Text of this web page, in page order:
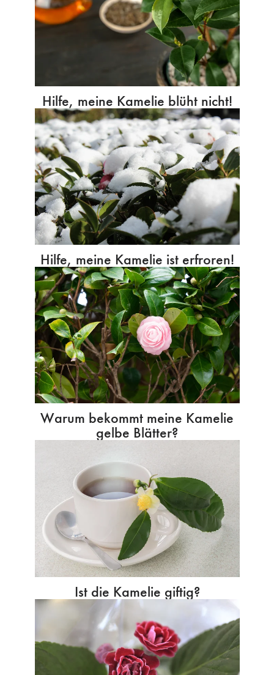
Hilfe, meine Kamelie blüht nicht!
Hilfe, meine Kamelie ist erfroren!
Warum bekommt meine Kamelie
gelbe Blätter?
Ist die Kamelie giftig?